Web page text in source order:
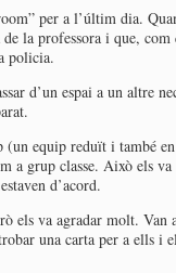
per a l’últim dia.
la professora i que,
policia.
d’un espai a un altre
equip reduït i també
a grup classe. Això els
d’acord.
els va agradar molt.
una carta per a ells i